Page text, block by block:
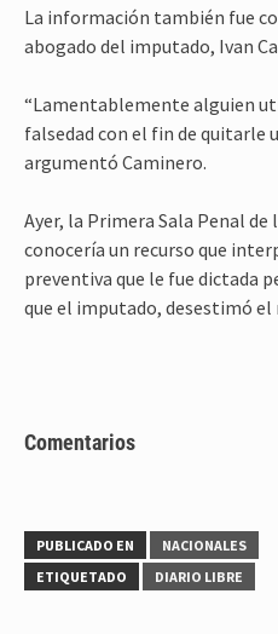
La información también fue
abogado del imputado, Ivan
“Lamentablemente alguien
falsedad con el fin de quitarle
argumentó Caminero.
Ayer, la Primera Sala Penal de
conocería un recurso que
preventiva que le fue dictada
que el imputado, desestimó el
Comentarios
PUBLICADO EN
NACIONALES
ETIQUETADO
DIARIO LIBRE